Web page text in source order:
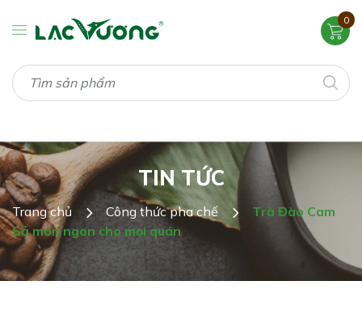
0
TIN TỨC
Trang chủ Công thức pha chế
Trà Đào Cam
Sả món ngon cho mọi quán